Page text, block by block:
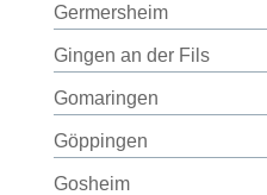
Germersheim
Gingen an der Fils
Gomaringen
Göppingen
Gosheim